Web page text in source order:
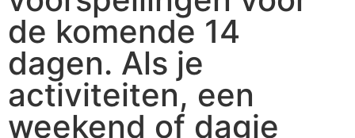
de komende 14
dagen. Als je
activiteiten, een
weekend of dagje